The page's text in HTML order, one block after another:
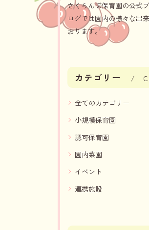
さくらんぼ保育園の公式
ログでは園内の様々な出
おります。
カテゴリー
全てのカテゴリー
小規模保育園
認可保育園
園内菜園
イベント
連携施設